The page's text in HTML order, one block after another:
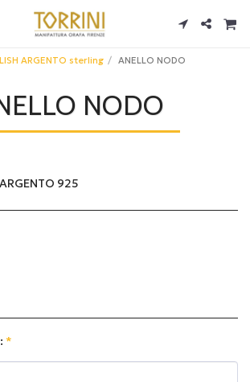
ARGENTO sterling ANELLO NODO
NODO
925
*